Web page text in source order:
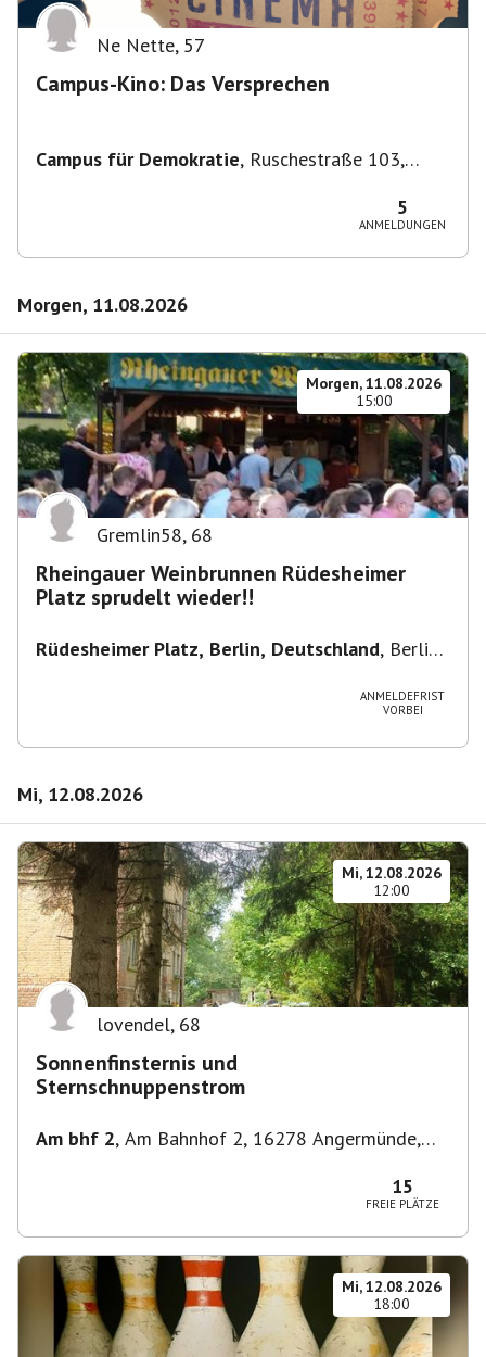
Ne Nette, 57
Campus-Kino: Das Versprechen
Campus für Demokratie, Ruschestraße 103,
5
ANMELDUNGEN
Morgen, 11.08.2026
Morgen, 11.08.2026
15:00
Gremlin58, 68
Rheingauer Weinbrunnen Rüdesheimer
Platz sprudelt wieder!!
Rüdesheimer Platz, Berlin, Deutschland, Berlin-
ANMELDEFRIST
VORBEI
Mi, 12.08.2026
Mi, 12.08.2026
12:00
lovendel, 68
Sonnenfinsternis und
Sternschnuppenstrom
Am bhf 2, Am Bahnhof 2, 16278 Angermünde,
15
FREIE PLÄTZE
Mi, 12.08.2026
18:00